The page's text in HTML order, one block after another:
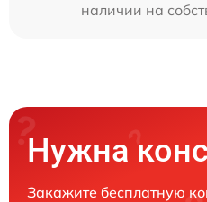
наличии на
Нужна
Закажите бесплатную